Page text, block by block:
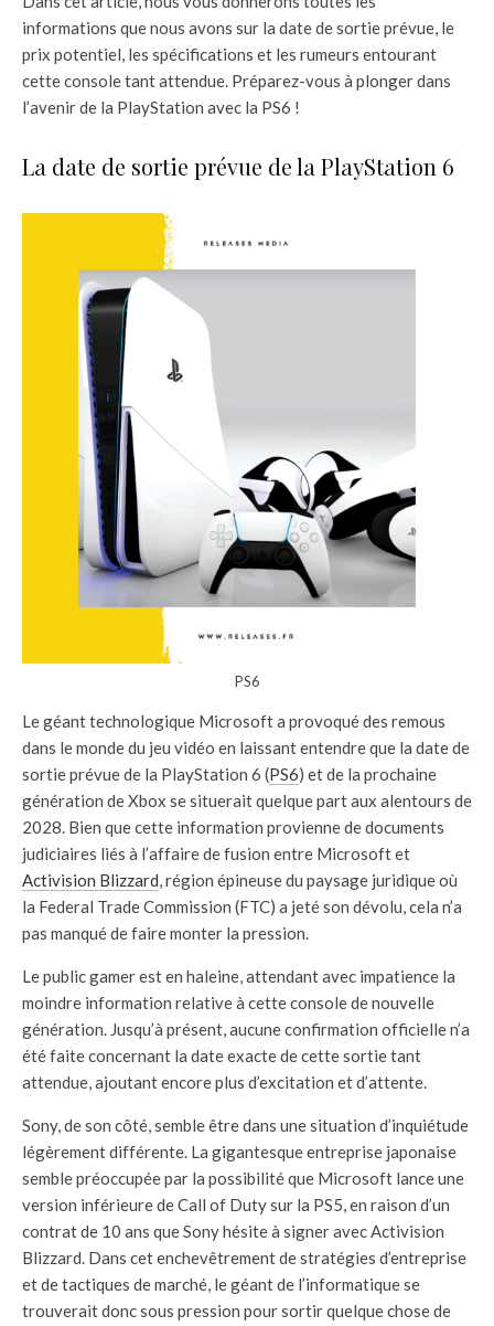
informations que nous avons sur la date de sortie prévue, le
prix potentiel, les spécifications et les rumeurs entourant
cette console tant attendue. Préparez-vous à plonger dans
l’avenir de la PlayStation avec la PS6 !
La date de sortie prévue de la PlayStation 6
PS6
Le géant technologique Microsoft a provoqué des remous
dans le monde du jeu vidéo en laissant entendre que la date de
sortie prévue de la PlayStation 6 (PS6) et de la prochaine
génération de Xbox se situerait quelque part aux alentours de
2028. Bien que cette information provienne de documents
judiciaires liés à l’affaire de fusion entre Microsoft et
Activision Blizzard, région épineuse du paysage juridique où
la Federal Trade Commission (FTC) a jeté son dévolu, cela n’a
pas manqué de faire monter la pression.
Le public gamer est en haleine, attendant avec impatience la
moindre information relative à cette console de nouvelle
génération. Jusqu’à présent, aucune confirmation officielle n’a
été faite concernant la date exacte de cette sortie tant
attendue, ajoutant encore plus d’excitation et d’attente.
Sony, de son côté, semble être dans une situation d’inquiétude
légèrement différente. La gigantesque entreprise japonaise
semble préoccupée par la possibilité que Microsoft lance une
version inférieure de Call of Duty sur la PS5, en raison d’un
contrat de 10 ans que Sony hésite à signer avec Activision
Blizzard. Dans cet enchevêtrement de stratégies d’entreprise
et de tactiques de marché, le géant de l’informatique se
trouverait donc sous pression pour sortir quelque chose de